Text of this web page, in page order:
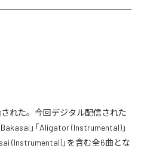
された。今回デジタル配信された
」「Aligator (Instrumental)」
(Instrumental)」を含む全6曲とな